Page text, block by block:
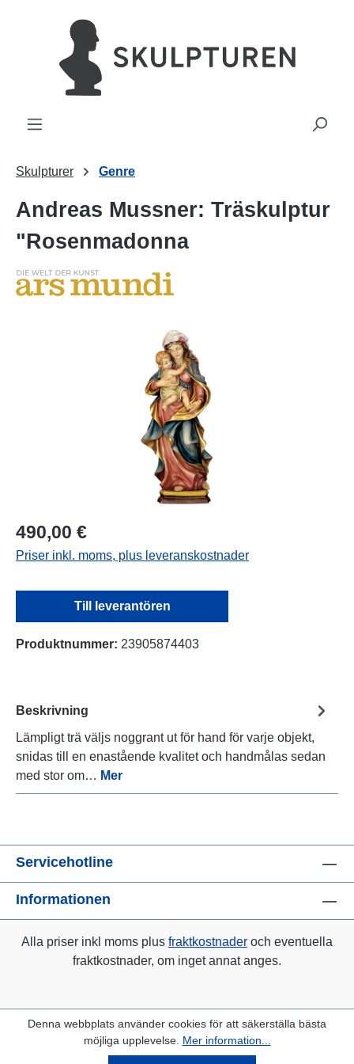
Skulpturer Genre
Andreas Mussner: Träskulptur
"Rosenmadonna
490,00 €
Priser inkl. moms, plus leveranskostnader
Till leverantören
Produktnummer: 23905874403
Beskrivning
Lämpligt trä väljs noggrant ut för hand för varje objekt,
snidas till en enastående kvalitet och handmålas sedan
med stor om… Mer
Servicehotline
Informationen
Alla priser inkl moms plus fraktkostnader och eventuella
fraktkostnader, om inget annat anges.
Denna webbplats använder cookies för att säkerställa bästa
möjliga upplevelse. Mer information...